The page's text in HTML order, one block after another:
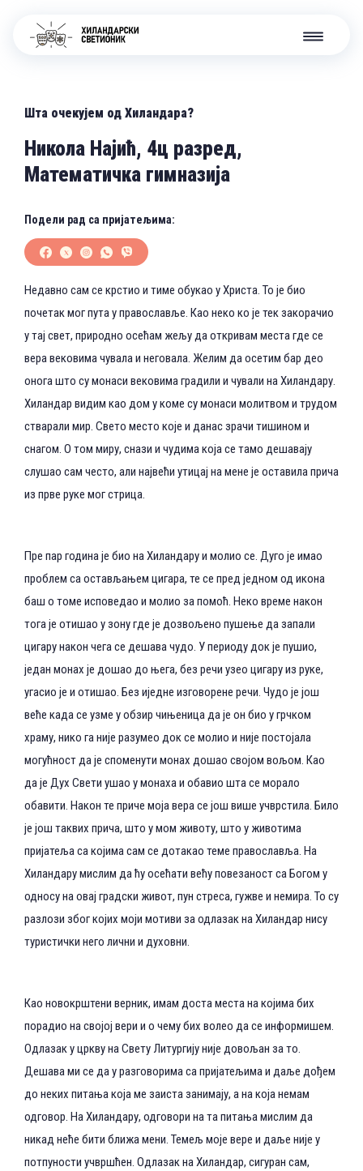
Шта очекујем од Хиландара?
Никола Најић, 4ц разред,
Математичка гимназија
Подели рад са пријатељима:
Недавно сам се крстио и тиме обукао у Христа. То је био
почетак мог пута у православље. Као неко ко је тек закорачио
у тај свет, природно осећам жељу да откривам места где се
вера вековима чувала и неговала. Желим да осетим бар део
онога што су монаси вековима градили и чували на Хиландару.
Хиландар видим као дом у коме су монаси молитвом и трудом
стварали мир. Свето место које и данас зрачи тишином и
снагом. О том миру, снази и чудима која се тамо дешавају
слушао сам често, али највећи утицај на мене је оставила прича
из прве руке мог стрица.
Пре пар година је био на Хиландару и молио се. Дуго је имао
проблем са остављањем цигара, те се пред једном од икона
баш о томе исповедао и молио за помоћ. Неко време након
тога је отишао у зону где је дозвољено пушење да запали
цигару након чега се дешава чудо. У периоду док је пушио,
један монах је дошао до њега, без речи узео цигару из руке,
угасио је и отишао. Без иједне изговорене речи. Чудо је још
веће када се узме у обзир чињеница да је он био у грчком
храму, нико га није разумео док се молио и није постојала
могућност да је споменути монах дошао својом вољом. Као
да је Дух Свети ушао у монаха и обавио шта се морало
обавити. Након те приче моја вера се још више учврстила. Било
је још таквих прича, што у мом животу, што у животима
пријатеља са којима сам се дотакао теме православља. На
Хиландару мислим да ћу осећати већу повезаност са Богом у
односу на овај градски живот, пун стреса, гужве и немира. То су
разлози због којих моји мотиви за одлазак на Хиландар нису
туристички него лични и духовни.
Као новокрштени верник, имам доста места на којима бих
порадио на својој вери и о чему бих волео да се информишем.
Одлазак у цркву на Свету Литургију није довољан за то.
Дешава ми се да у разговорима са пријатељима и даље дођем
до неких питања која ме заиста занимају, а на која немам
одговор. На Хиландару, одговори на та питања мислим да
никад неће бити ближа мени. Темељ моје вере и даље није у
потпуности учвршћен. Одлазак на Хиландар, сигуран сам,